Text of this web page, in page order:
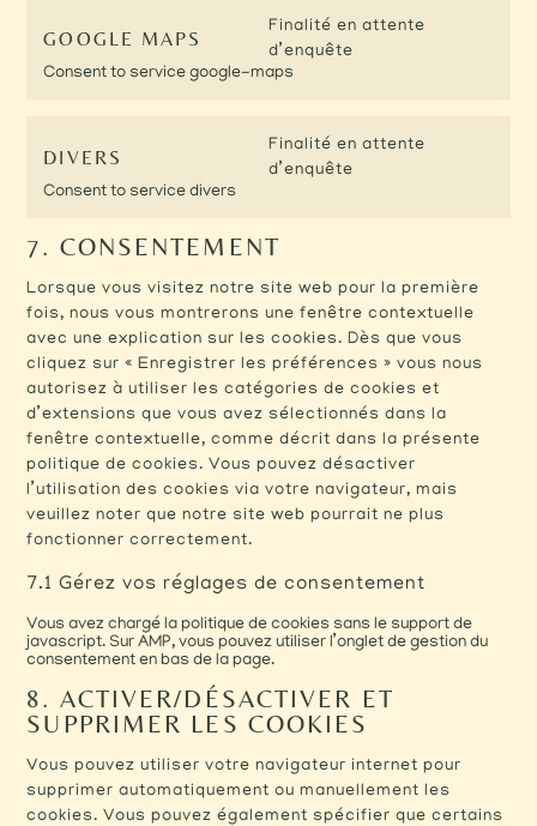
GOOGLE MAPS
Finalité en attente
d’enquête
Consent to service google-maps
DIVERS
Finalité en attente
d’enquête
Consent to service divers
7. CONSENTEMENT
Lorsque vous visitez notre site web pour la première
fois, nous vous montrerons une fenêtre contextuelle
avec une explication sur les cookies. Dès que vous
cliquez sur « Enregistrer les préférences » vous nous
autorisez à utiliser les catégories de cookies et
d’extensions que vous avez sélectionnés dans la
fenêtre contextuelle, comme décrit dans la présente
politique de cookies. Vous pouvez désactiver
l’utilisation des cookies via votre navigateur, mais
veuillez noter que notre site web pourrait ne plus
fonctionner correctement.
7.1 Gérez vos réglages de consentement
Vous avez chargé la politique de cookies sans le support de
javascript. Sur AMP, vous pouvez utiliser l’onglet de gestion du
consentement en bas de la page.
8. ACTIVER/DÉSACTIVER ET
SUPPRIMER LES COOKIES
Vous pouvez utiliser votre navigateur internet pour
supprimer automatiquement ou manuellement les
cookies. Vous pouvez également spécifier que certains